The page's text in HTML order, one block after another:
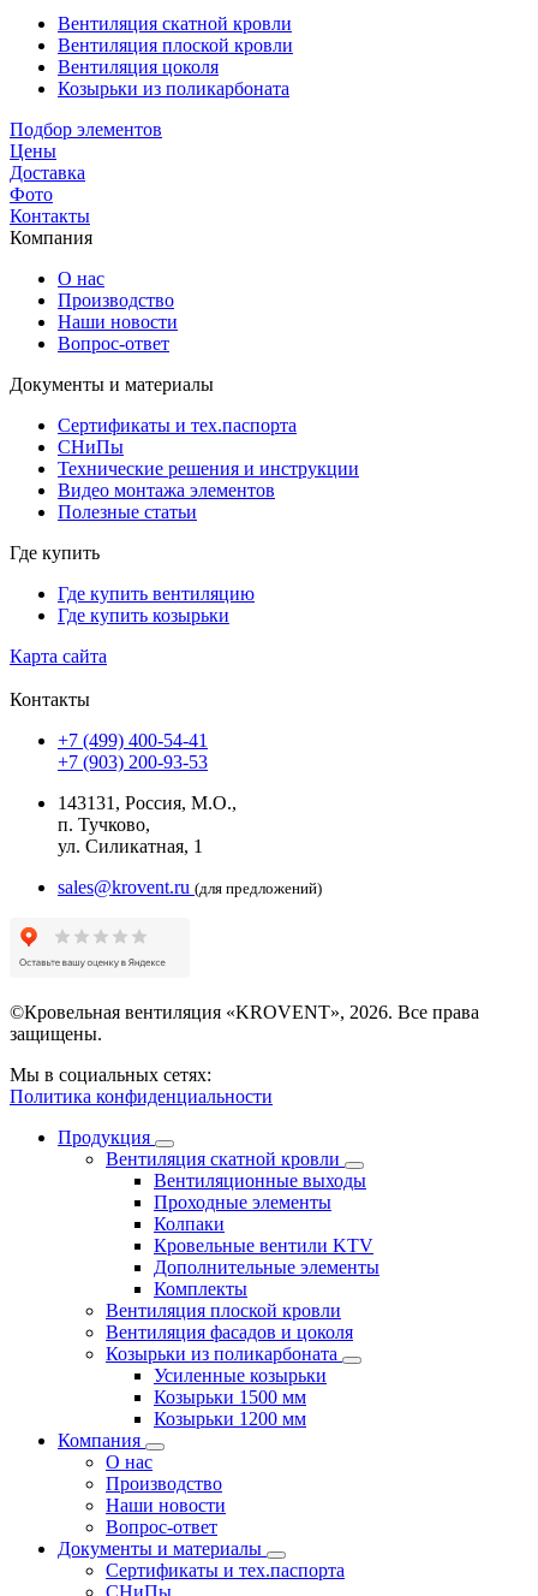
Вентиляция скатной кровли
Вентиляция плоской кровли
Вентиляция цоколя
Козырьки из поликарбоната
Подбор элементов
Цены
Доставка
Фото
Контакты
Компания
О нас
Производство
Наши новости
Вопрос-ответ
Документы и материалы
Сертификаты и тех.паспорта
СНиПы
Технические решения и инструкции
Видео монтажа элементов
Полезные статьи
Где купить
Где купить вентиляцию
Где купить козырьки
Карта сайта
Контакты
+7 (499) 400-54-41
+7 (903) 200-93-53
143131, Россия, М.О.,
п. Тучково,
ул. Силикатная, 1
sales@krovent.ru (для предложений)
©Кровельная вентиляция «KROVENT», 2026. Все права
защищены.
Мы в социальных сетях:
Политика конфиденциальности
Продукция
Вентиляция скатной кровли
Вентиляционные выходы
Проходные элементы
Колпаки
Кровельные вентили KTV
Дополнительные элементы
Комплекты
Вентиляция плоской кровли
Вентиляция фасадов и цоколя
Козырьки из поликарбоната
Усиленные козырьки
Козырьки 1500 мм
Козырьки 1200 мм
Компания
О нас
Производство
Наши новости
Вопрос-ответ
Документы и материалы
Сертификаты и тех.паспорта
СНиПы